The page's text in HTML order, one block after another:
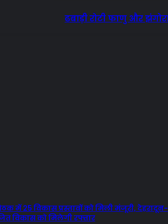
ढबाड़ी रोटी फाणु और
में 25 विकास प्रस्तावों को मिली मंजूरी, देहरादून-
विकास को मिलेगी रफ्तार